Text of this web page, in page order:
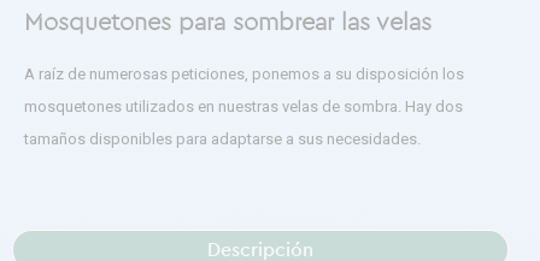
Mosquetones para sombrear las velas
A raíz de numerosas peticiones, ponemos a su disposición los
mosquetones utilizados en nuestras velas de sombra. Hay dos
tamaños disponibles para adaptarse a sus necesidades.
Descripción